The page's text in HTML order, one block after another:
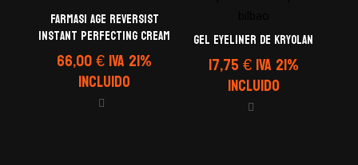
Farmasi Age Reversist
Instant Perfecting Cream
66,00€IVA 21%
Incluido
GEL EYELINER de Kryolan
17,75€IVA 21%
Incluido